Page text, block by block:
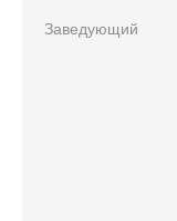
Заведующий